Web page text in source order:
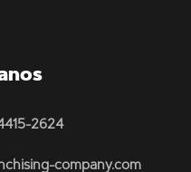
2624
company.com